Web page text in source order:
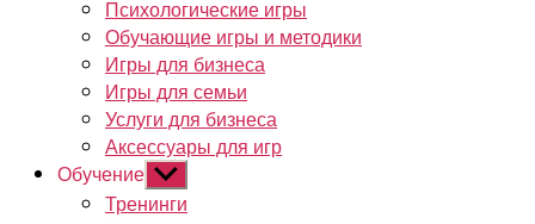
Психологические игры
Обучающие игры и методики
Игры для бизнеса
Игры для семьи
Услуги для бизнеса
Аксессуары для игр
Обучение Показывать
подменю
Тренинги